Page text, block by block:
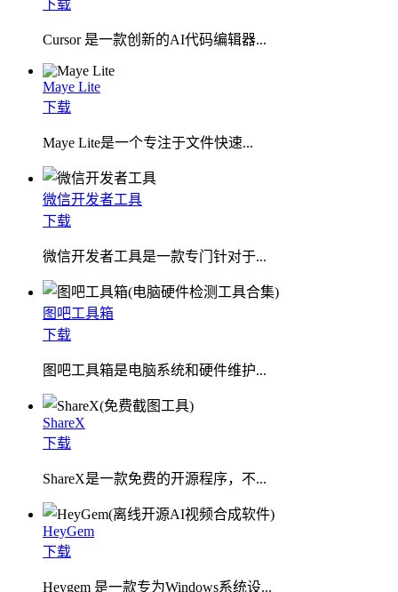
下载
Cursor 是一款创新的AI代码编辑器...
Maye Lite
下载
​Maye Lite是一个专注于文件快速...
微信开发者工具
下载
微信开发者工具是一款专门针对于...
图吧工具箱
下载
图吧工具箱是电脑系统和硬件维护...
ShareX
下载
ShareX是一款免费的开源程序，不...
HeyGem
下载
Heygem 是一款专为Windows系统设...